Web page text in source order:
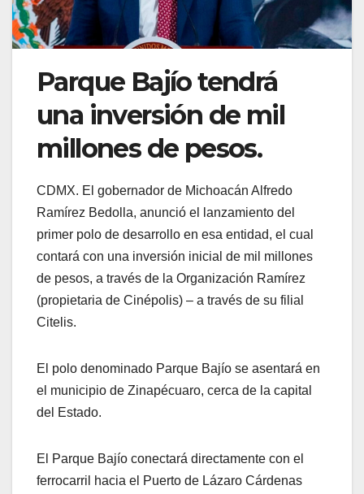
Parque Bajío tendrá
una inversión de mil
millones de pesos.
CDMX. El gobernador de Michoacán Alfredo
Ramírez Bedolla, anunció el lanzamiento del
primer polo de desarrollo en esa entidad, el cual
contará con una inversión inicial de mil millones
de pesos, a través de la Organización Ramírez
(propietaria de Cinépolis) – a través de su filial
Citelis.
El polo denominado Parque Bajío se asentará en
el municipio de Zinapécuaro, cerca de la capital
del Estado.
El Parque Bajío conectará directamente con el
ferrocarril hacia el Puerto de Lázaro Cárdenas